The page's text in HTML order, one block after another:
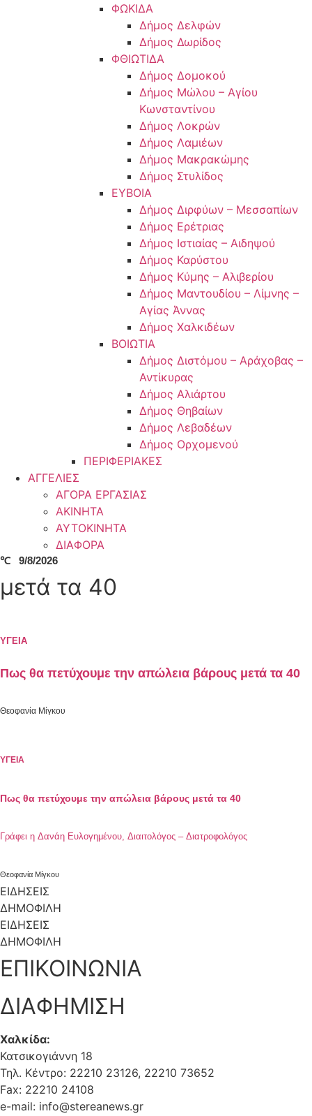
ΦΩΚΙΔΑ
Δήμος Δελφών
Δήμος Δωρίδος
ΦΘΙΩΤΙΔΑ
Δήμος Δομοκού
Δήμος Μώλου – Αγίου
Κωνσταντίνου
Δήμος Λοκρών
Δήμος Λαμιέων
Δήμος Μακρακώμης
Δήμος Στυλίδος
ΕΥΒΟΙΑ
Δήμος Διρφύων – Μεσσαπίων
Δήμος Ερέτριας
Δήμος Ιστιαίας – Αιδηψού
Δήμος Καρύστου
Δήμος Κύμης – Αλιβερίου
Δήμος Μαντουδίου – Λίμνης –
Αγίας Άννας
Δήμος Χαλκιδέων
ΒΟΙΩΤΙΑ
Δήμος Διστόμου – Αράχοβας –
Αντίκυρας
Δήμος Αλιάρτου
Δήμος Θηβαίων
Δήμος Λεβαδέων
Δήμος Ορχομενού
ΠΕΡΙΦΕΡΙΑΚΕΣ
ΑΓΓΕΛΙΕΣ
ΑΓΟΡΑ ΕΡΓΑΣΙΑΣ
ΑΚΙΝΗΤΑ
ΑΥΤΟΚΙΝΗΤΑ
ΔΙΑΦΟΡΑ
℃ 9/8/2026
μετά τα 40
ΥΓΕΙΑ
Πως θα πετύχουμε την απώλεια βάρους μετά τα 40
Θεοφανία Μίγκου
ΥΓΕΙΑ
Πως θα πετύχουμε την απώλεια βάρους μετά τα 40
Γράφει η Δανάη Ευλογημένου, Διαιτολόγος – Διατροφολόγος
Θεοφανία Μίγκου
ΕΙΔΗΣΕΙΣ
ΔΗΜΟΦΙΛΗ
ΕΙΔΗΣΕΙΣ
ΔΗΜΟΦΙΛΗ
ΕΠΙΚΟΙΝΩΝΙΑ
ΔΙΑΦΗΜΙΣΗ
Χαλκίδα:
Κατσικογιάννη 18
Τηλ. Κέντρο: 22210 23126, 22210 73652
Fax: 22210 24108
e-mail: info@stereanews.gr